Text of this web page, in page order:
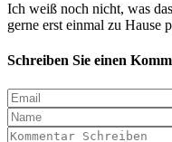
Ich weiß noch nicht, was
gerne erst einmal zu Hause
Schreiben Sie einen